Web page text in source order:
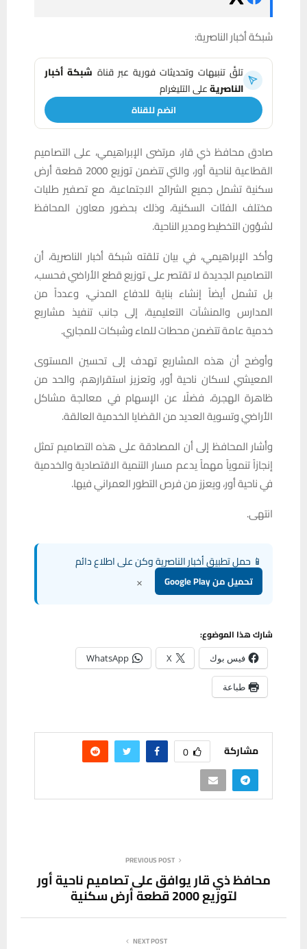
شبكة أخبار الناصرية:
تلقَّ تنبيهات وتحديثات فورية عبر قناة شبكة أخبار
الناصريةعلى التليغرام
انضم للقناة
صادق محافظ ذي قار، مرتضى الإبراهيمي، على التصاميم
القطاعية لناحية أور، والتي تتضمن توزيع 2000 قطعة أرض
سكنية تشمل جميع الشرائح الاجتماعية، مع تصفير طلبات
مختلف الفئات السكنية، وذلك بحضور معاون المحافظ
لشؤون التخطيط ومدير الناحية.
وأكد الإبراهيمي، في بيان تلقته شبكة أخبار الناصرية، أن
التصاميم الجديدة لا تقتصر على توزيع قطع الأراضي فحسب،
بل تشمل أيضاً إنشاء بناية للدفاع المدني، وعدداً من
المدارس والمنشآت التعليمية، إلى جانب تنفيذ مشاريع
خدمية عامة تتضمن محطات للماء وشبكات للمجاري.
وأوضح أن هذه المشاريع تهدف إلى تحسين المستوى
المعيشي لسكان ناحية أور، وتعزيز استقرارهم، والحد من
ظاهرة الهجرة، فضلًا عن الإسهام في معالجة مشاكل
الأراضي وتسوية العديد من القضايا الخدمية العالقة.
وأشار المحافظ إلى أن المصادقة على هذه التصاميم تمثل
إنجازاً تنموياً مهماً يدعم مسار التنمية الاقتصادية والخدمية
في ناحية أور، ويعزز من فرص التطور العمراني فيها.
انتهى.
📱 حمل تطبيق أخبار الناصرية وكن على اطلاع دائم
تحميل من Google Play ×
شارك هذا الموضوع:
فيس بوك X
WhatsApp
طباعة
مشاركة 0
PREVIOUS POST
محافظ ذي قار يوافق على تصاميم ناحية أور
لتوزيع 2000 قطعة أرض سكنية
NEXT POST